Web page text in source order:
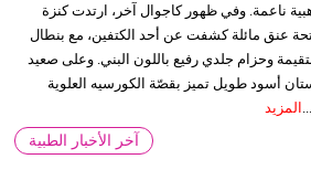
ناعمة. وفي ظهور كاجوال آخر، ارتدت كنزة
عنق مائلة كشفت عن أحد الكتفين، مع بنطال
وحزام جلدي رفيع باللون البني. وعلى صعيد
أسود طويل تميز بقصّة الكورسيه العلوية
المزيد
آخر الأخبار الطبية